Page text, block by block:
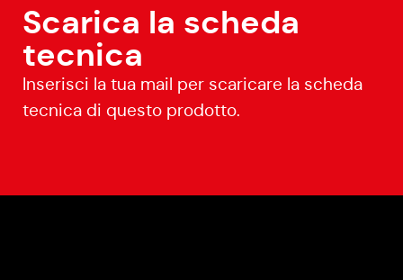
Scarica la scheda
tecnica
Inserisci la tua mail per scaricare la scheda
tecnica di questo prodotto.